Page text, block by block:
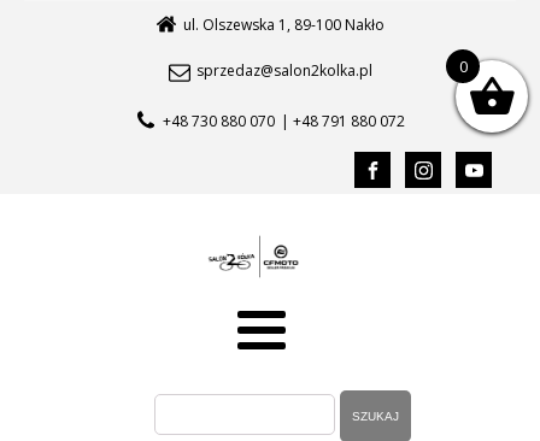
ul. Olszewska 1, 89-100 Nakło
sprzedaz@salon2kolka.pl
+48 730 880 070 | +48 791 880 072
0